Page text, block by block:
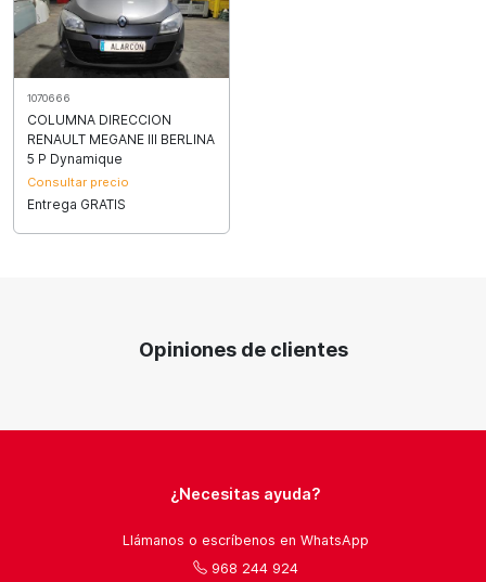
1070666
COLUMNA DIRECCION
RENAULT MEGANE III BERLINA
5 P Dynamique
Consultar precio
Entrega GRATIS
Opiniones de clientes
¿Necesitas ayuda?
Llámanos o escríbenos en WhatsApp
968 244 924